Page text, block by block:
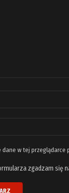
dane w tej przeglądarce
zgadzam się